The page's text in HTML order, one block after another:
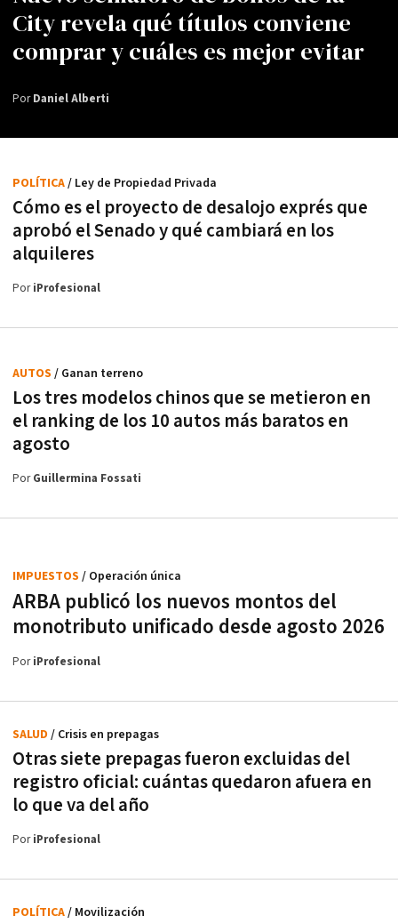
City revela qué títulos conviene
comprar y cuáles es mejor evitar
PorDaniel Alberti
Cómo es el proyecto de desalojo exprés que
aprobó el Senado y qué cambiará en los
alquileres
POLÍTICA/ Ley de Propiedad Privada
PoriProfesional
Los tres modelos chinos que se metieron en
el ranking de los 10 autos más baratos en
agosto
AUTOS / Ganan terreno
PorGuillermina Fossati
ARBA publicó los nuevos montos del
monotributo unificado desde agosto 2026
IMPUESTOS / Operación única
PoriProfesional
Otras siete prepagas fueron excluidas del
registro oficial: cuántas quedaron afuera en
lo que va del año
SALUD / Crisis en prepagas
PoriProfesional
POLÍTICA/ Movilización